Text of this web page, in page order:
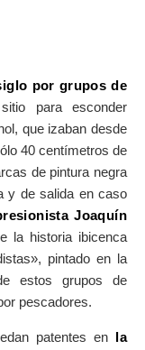
por grupos de
para esconder
que izaban desde
40 centímetros de
de pintura negra
y de salida en caso
Joaquín
la historia ibicenca
pintado en la
estos grupos de
pescadores.
patentes enla